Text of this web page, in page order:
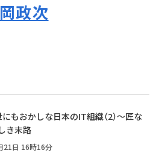
岡政次
にもおかしな日本のIT組織（2）～匠な
き末路
21日 16時16分